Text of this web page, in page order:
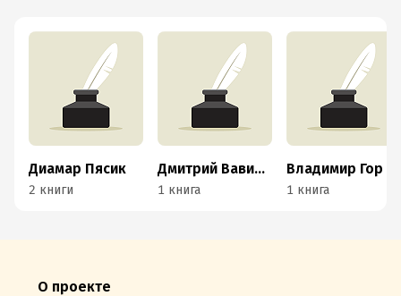
Диамар Пясик
2 книги
Дмитрий Вавилов
1 книга
Владимир Гор
1 книга
О проекте